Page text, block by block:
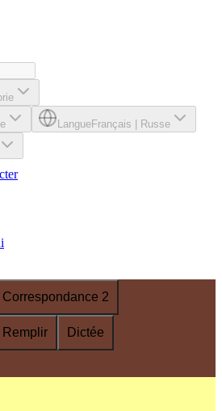
LangueFrançais Russe
Correspondance 2
Remplir Dictée